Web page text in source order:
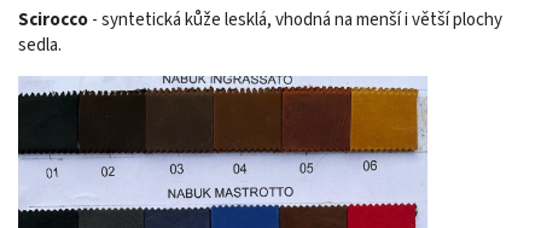
Scirocco- syntetická kůže lesklá, vhodná na menší i větší plochy
sedla.